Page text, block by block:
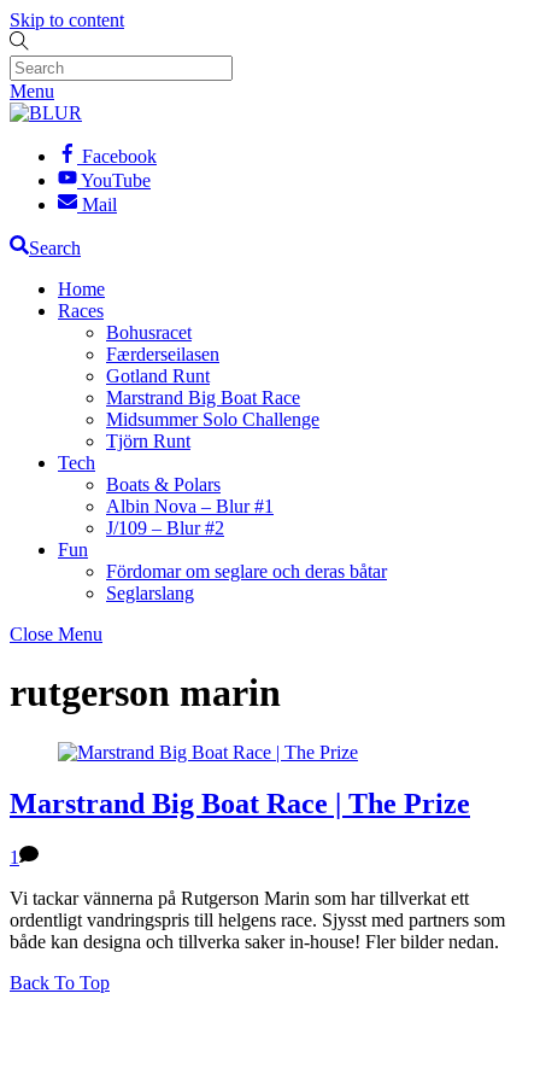
Skip to content
Menu
Facebook
YouTube
Mail
Search
Home
Races
Bohusracet
Færderseilasen
Gotland Runt
Marstrand Big Boat Race
Midsummer Solo Challenge
Tjörn Runt
Tech
Boats & Polars
Albin Nova – Blur #1
J/109 – Blur #2
Fun
Fördomar om seglare och deras båtar
Seglarslang
Close Menu
rutgerson marin
Marstrand Big Boat Race | The Prize
1
Vi tackar vännerna på Rutgerson Marin som har tillverkat ett
ordentligt vandringspris till helgens race. Sjysst med partners som
både kan designa och tillverka saker in-house! Fler bilder nedan.
Back To Top